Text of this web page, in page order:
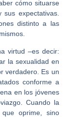
cómo situarse
sus expectativas.
distinto a las
virtud –es decir:
la sexualidad en
verdadero . Es un
conforme a
en los jóvenes
Cuando la
oprime, sino